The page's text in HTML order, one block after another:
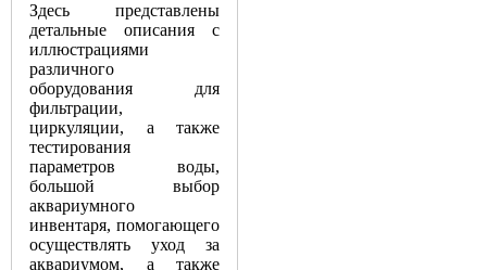
Здесь представлены
детальные описания с
иллюстрациями
различного
оборудования для
фильтрации,
циркуляции, а также
тестирования
параметров воды,
большой выбор
аквариумного
инвентаря, помогающего
осуществлять уход за
аквариумом, а также